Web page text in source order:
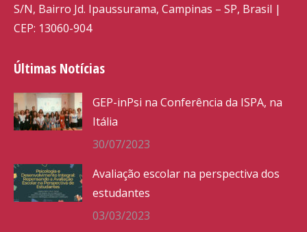
S/N, Bairro Jd. Ipaussurama, Campinas – SP, Brasil |
CEP: 13060-904
Últimas Notícias
GEP-inPsi na Conferência da ISPA, na
Itália
30/07/2023
Avaliação escolar na perspectiva dos
estudantes
03/03/2023